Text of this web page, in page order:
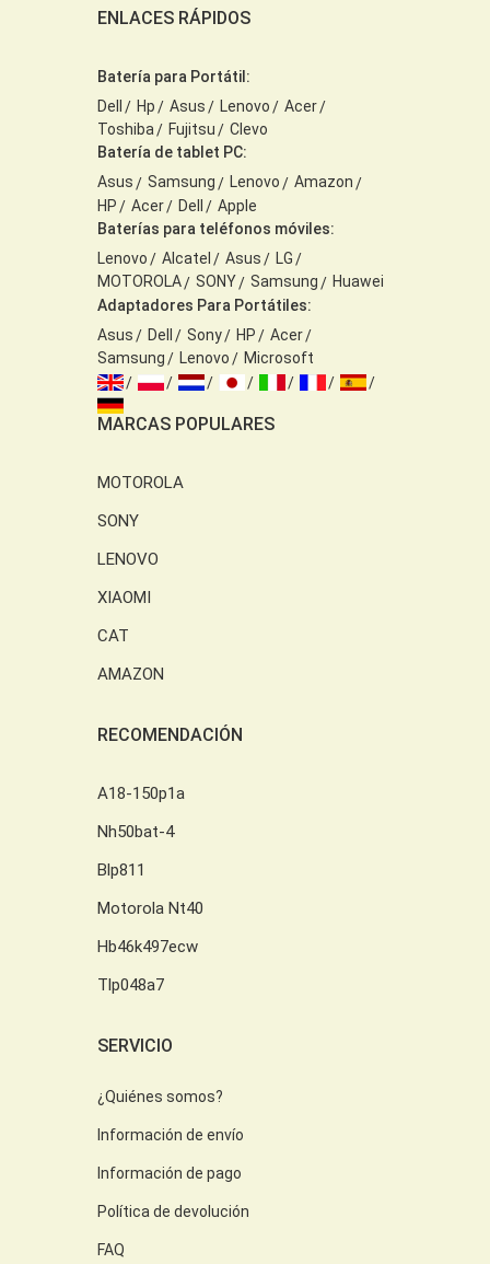
ENLACES RÁPIDOS
Batería para Portátil:
Dell
Hp Asus Lenovo
Acer
Toshiba
Fujitsu
Clevo
Batería de tablet PC:
Asus
Samsung Lenovo
Amazon
HP
Acer Dell
Apple
Baterías para teléfonos móviles:
Lenovo
Alcatel Asus
LG
MOTOROLA
SONY Samsung
Huawei
Adaptadores Para Portátiles:
Asus
Dell Sony HP
Acer
Samsung
Lenovo Microsoft
MARCAS POPULARES
MOTOROLA
SONY
LENOVO
XIAOMI
CAT
AMAZON
RECOMENDACIÓN
A18-150p1a
Nh50bat-4
Blp811
Motorola Nt40
Hb46k497ecw
Tlp048a7
SERVICIO
¿Quiénes somos?
Información de envío
Información de pago
Política de devolución
FAQ